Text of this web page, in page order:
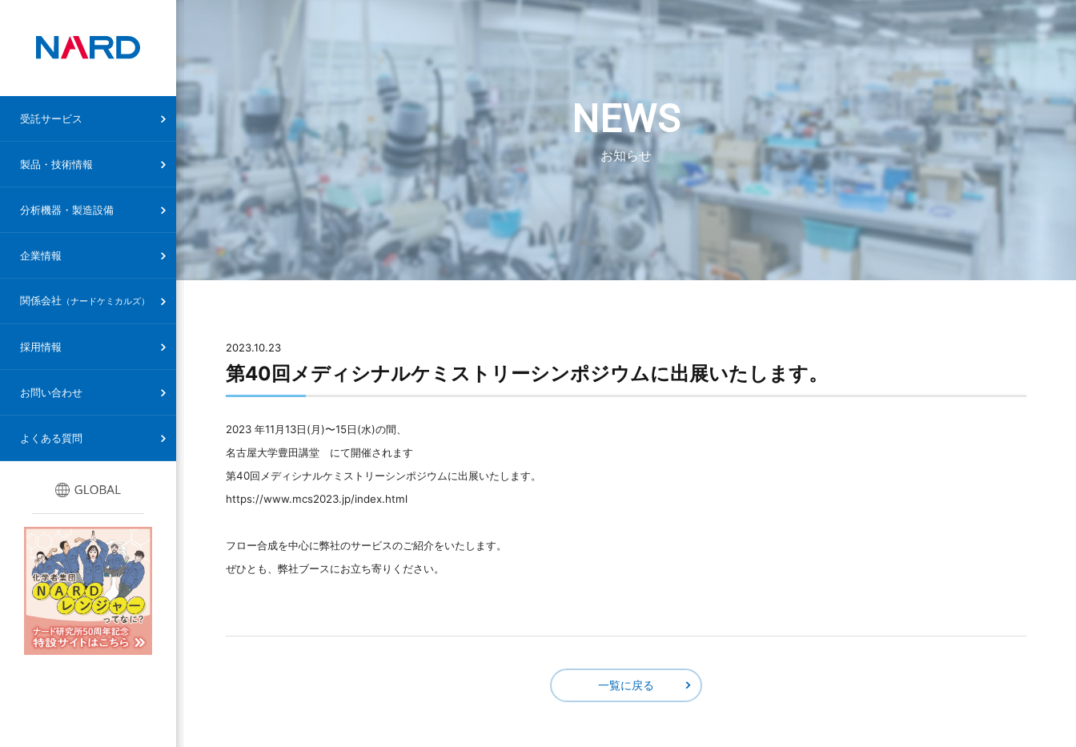
受託サービス
受託サービス トップ
受託製造
共同研究
製品・技術情報
製品・技術情報トップ
精製技術
製品
その他
分析機器・製造設備
ナード研究所
ナードケミカルズ
企業情報
企業情報トップ
会社概要・沿革
アクセスマップ
環境方針
関係会社 （ナードケミカルズ）
ナードケミカルズ トップ
設備概要
採用情報
お問い合わせ
よくある質問
NEWS
お知らせ
2023.10.23
第40回メディシナルケミストリーシンポジウムに出展いたします。
2023 年11月13日(月)〜15日(水)の間、
名古屋大学豊田講堂 にて開催されます
第40回メディシナルケミストリーシンポジウムに出展いたします。
https://www.mcs2023.jp/index.html
フロー合成を中心に弊社のサービスのご紹介をいたします。
ぜひとも、弊社ブースにお立ち寄りください。
一覧に戻る